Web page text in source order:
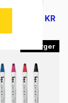
54 KR